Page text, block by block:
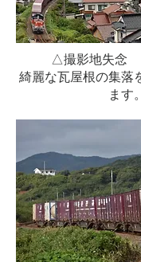
△撮影地失念
綺麗な瓦屋根の集落
ます。